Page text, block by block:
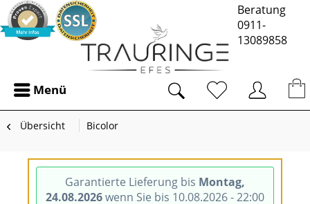
Beratung
0911-
13089858
Menü
Übersicht Bicolor
Garantierte Lieferung bis Montag,
24.08.2026wenn Sie bis 10.08.2026 - 22:00